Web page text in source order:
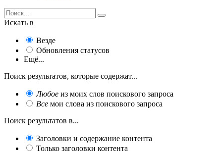
Искать в
Везде
Обновления статусов
Ещё...
Поиск результатов, которые содержат...
Любое из моих слов поискового запроса
Все мои слова из поискового запроса
Поиск результатов в...
Заголовки и содержание контента
Только заголовки контента